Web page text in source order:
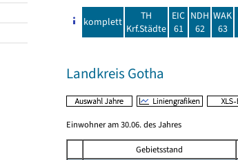
komplett
TH
Krf.Städte
EIC
61
NDH
62
WAK
63
Landkreis Gotha
Einwohner am 30.06. des Jahres
Gebietsstand